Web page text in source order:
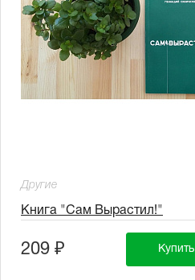
Другие
Книга "Сам Вырастил!"
209 ₽ Купить